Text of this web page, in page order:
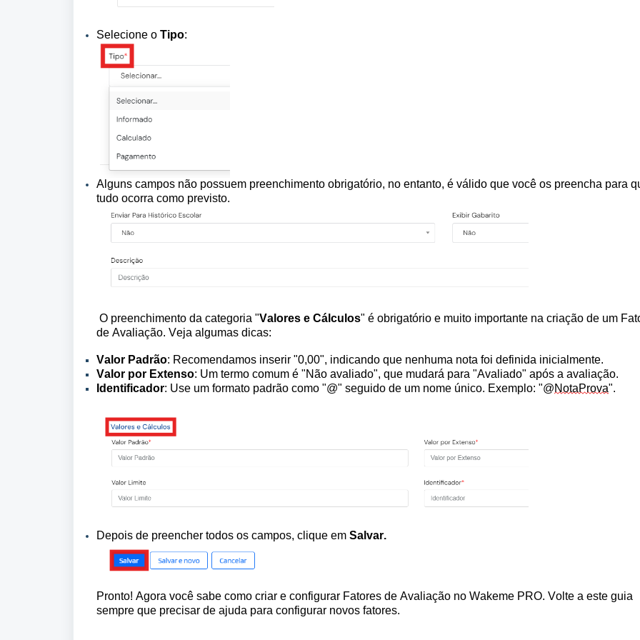
Selecione o Tipo:
Alguns campos não possuem preenchimento obrigatório, no entanto, é válido que você os preencha para
tudo ocorra como previsto.
O preenchimento da categoria "Valores e Cálculos" é obrigatório e muito importante na criação de um
de Avaliação. Veja algumas dicas:
Valor Padrão: Recomendamos inserir "0,00", indicando que nenhuma nota foi definida inicialmente.
Valor por Extenso: Um termo comum é "Não avaliado", que mudará para "Avaliado" após a avaliação.
Identificador: Use um formato padrão como "@" seguido de um nome único. Exemplo: "@NotaProva".
Depois de preencher todos os campos, clique em Salvar.
Pronto! Agora você sabe como criar e configurar Fatores de Avaliação no Wakeme PRO. Volte a este guia
sempre que precisar de ajuda para configurar novos fatores.